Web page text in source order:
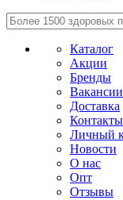
Каталог
Акции
Бренды
Вакансии
Доставка
Контакты
Личный
Новости
О нас
Опт
Отзывы